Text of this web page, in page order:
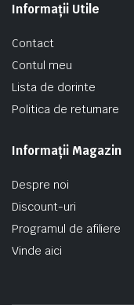
Informații Utile
Contact
Contul meu
Lista de dorinte
Politica de returnare
Informații Magazin
Despre noi
Discount-uri
Programul de afiliere
Vinde aici